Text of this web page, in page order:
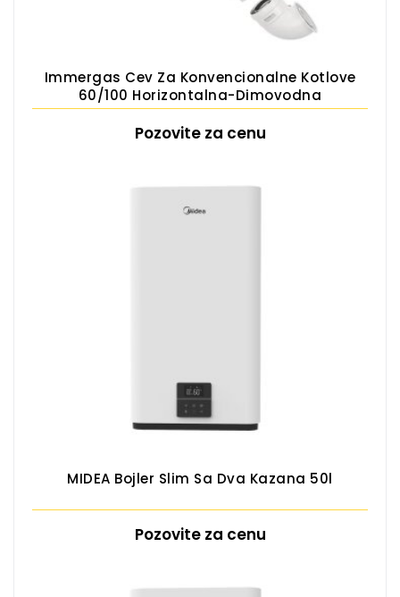
Immergas Cev Za Konvencionalne Kotlove
60/100 Horizontalna-Dimovodna
Pozovite za cenu
MIDEA Bojler Slim Sa Dva Kazana 50l
Pozovite za cenu